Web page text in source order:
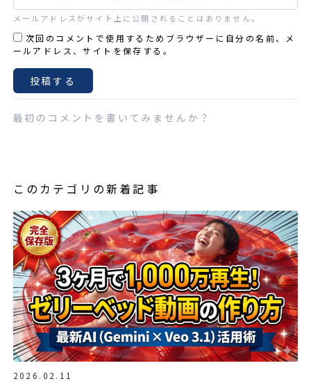
メールアドレスがサイト上に公開されることはありません。
次回のコメントで使用するためブラウザーに自分の名前、メ
ールアドレス、サイトを保存する。
最初のコメントを書いてみませんか？
このカテゴリの新着記事
2026.02.11